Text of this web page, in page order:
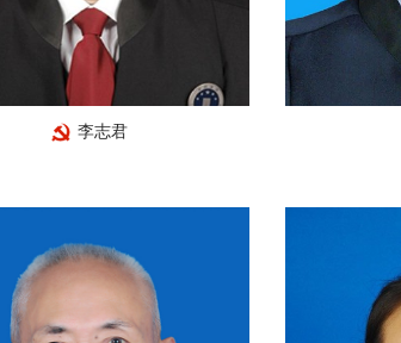
李志君